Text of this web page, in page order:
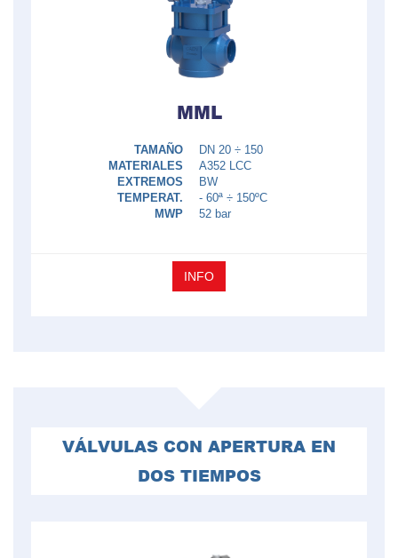
MML
TAMAÑO
DN 20 ÷ 150
MATERIALES
A352 LCC
EXTREMOS
BW
TEMPERAT.
- 60ª ÷ 150ºC
MWP
52 bar
INFO
VÁLVULAS CON APERTURA EN
DOS TIEMPOS